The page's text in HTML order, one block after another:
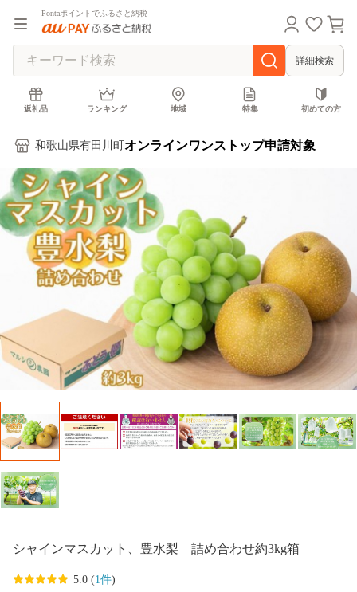
Pontaポイントでふるさと納税
詳細検索
返礼品 ランキング 地域 特集 初めての方
和歌山県有田川町 オンラインワンストップ申請対象
シャインマスカット、豊水梨 詰め合わせ約3kg箱
5.0 (1件)